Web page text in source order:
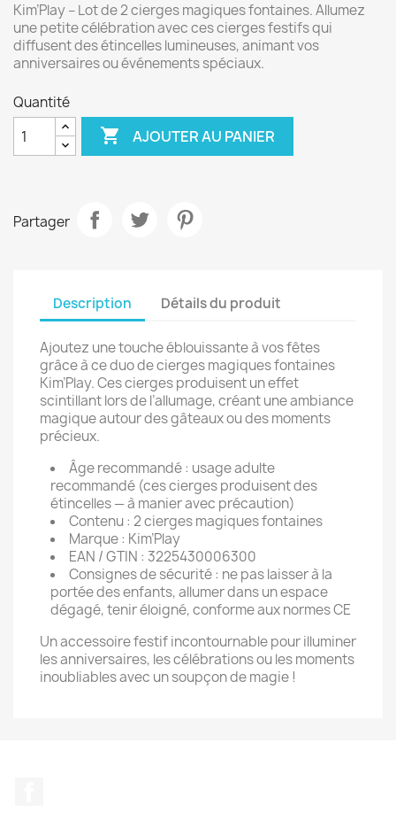
Kim’Play – Lot de 2 cierges magiques fontaines. Allumez
une petite célébration avec ces cierges festifs qui
diffusent des étincelles lumineuses, animant vos
anniversaires ou événements spéciaux.
Quantité
 AJOUTER AU PANIER
Partager
Description Détails du produit
Ajoutez une touche éblouissante à vos fêtes
grâce à ce duo de cierges magiques fontaines
Kim’Play. Ces cierges produisent un effet
scintillant lors de l’allumage, créant une ambiance
magique autour des gâteaux ou des moments
précieux.
Âge recommandé : usage adulte
recommandé (ces cierges produisent des
étincelles — à manier avec précaution)
Contenu : 2 cierges magiques fontaines
Marque : Kim’Play
EAN / GTIN : 3225430006300
Consignes de sécurité : ne pas laisser à la
portée des enfants, allumer dans un espace
dégagé, tenir éloigné, conforme aux normes CE
Un accessoire festif incontournable pour illuminer
les anniversaires, les célébrations ou les moments
inoubliables avec un soupçon de magie !